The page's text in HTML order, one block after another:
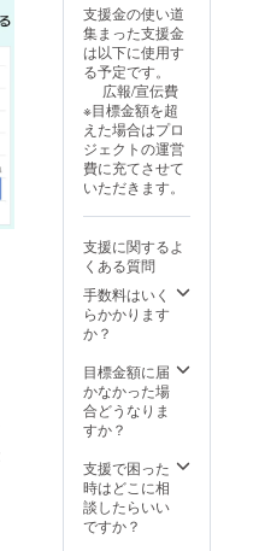
本リ
ターン
購入に
は会員
規約・
利用規
定への
同意が
必要で
す。お
申し込
必ず本
文のリ
ンクか
らご確
認下さ
ターン
の利用
開始日
を以下
択して
備考欄
にご記
入下さ
間中何
度でも
ご利用
頂けま
す。 ＊
10名ま
でご登
録頂け
ます。
（記名
式） ＊
フィ無
料適用
は１組
につき1
名様の
りま
す。 ＊
本リ
ターン
は会員
規約・
利用規
定への
支援金の使い道
集まった支援金
は以下に使用す
る予定です。
広報/宣伝費
※目標金額を超
えた場合はプロ
ジェクトの運営
費に充てさせて
いただきます。
支援に関するよ
くある質問
手数料はいく
らかかります
か？
目標金額に届
かなかった場
合どうなりま
すか？
支援で困った
時はどこに相
談したらいい
ですか？